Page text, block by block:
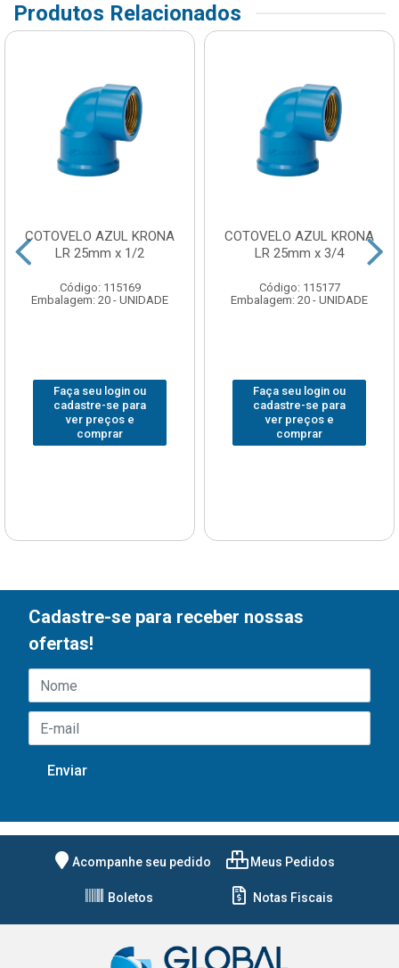
Produtos Relacionados
COTOVELO AZUL KRONA
LR 25mm x 1/2
Código: 115169
Embalagem: 20 - UNIDADE
Faça seu login ou
cadastre-se para
ver preços e
comprar
COTOVELO AZUL KRONA
LR 25mm x 3/4
Código: 115177
Embalagem: 20 - UNIDADE
Faça seu login ou
cadastre-se para
ver preços e
comprar
Cadastre-se para receber nossas
ofertas!
Acompanhe seu pedido Meus Pedidos
Boletos Notas Fiscais